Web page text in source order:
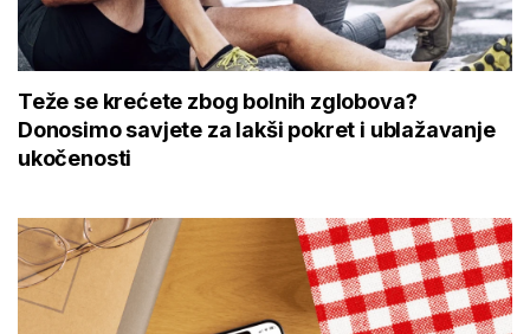
Teže se krećete zbog bolnih zglobova?
Donosimo savjete za lakši pokret i ublažavanje
ukočenosti